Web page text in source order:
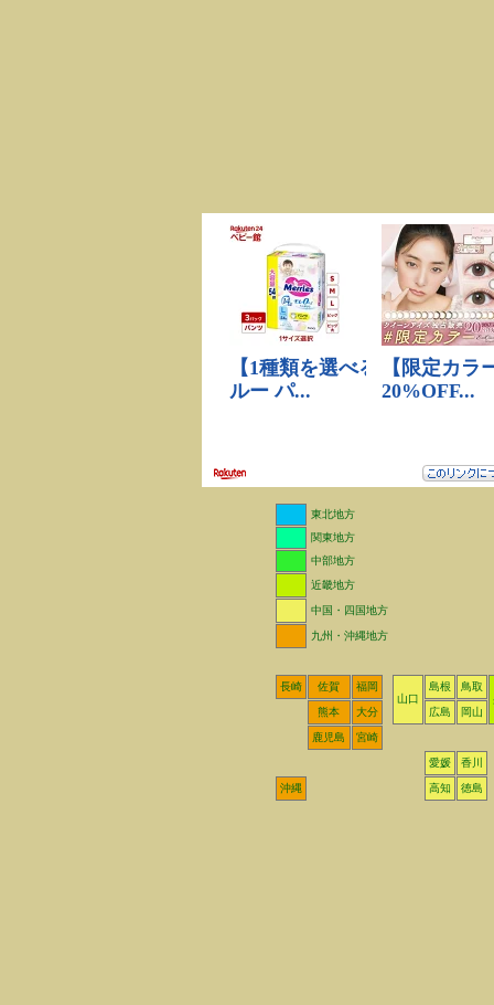
東北地方
関東地方
中部地方
近畿地方
中国・四国地方
九州・沖縄地方
長崎 佐賀
福岡
山口
島根
鳥取
熊本
大分 広島 岡山
鹿児島 宮崎
愛媛 香川
沖縄 高知 徳島